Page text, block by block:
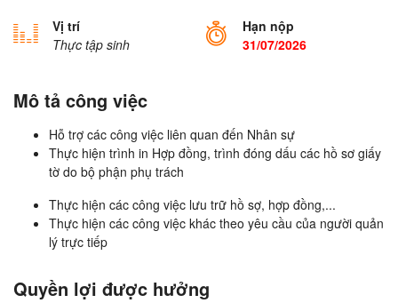
Vị trí
Thực tập sinh
Hạn nộp
31/07/2026
Mô tả công việc
Hỗ trợ các công việc liên quan đến Nhân sự
Thực hiện trình in Hợp đồng, trình đóng dấu các hồ sơ giấy
tờ do bộ phận phụ trách
Thực hiện các công việc lưu trữ hồ sợ, hợp đồng,...
Thực hiện các công việc khác theo yêu cầu của người quản
lý trực tiếp
Quyền lợi được hưởng